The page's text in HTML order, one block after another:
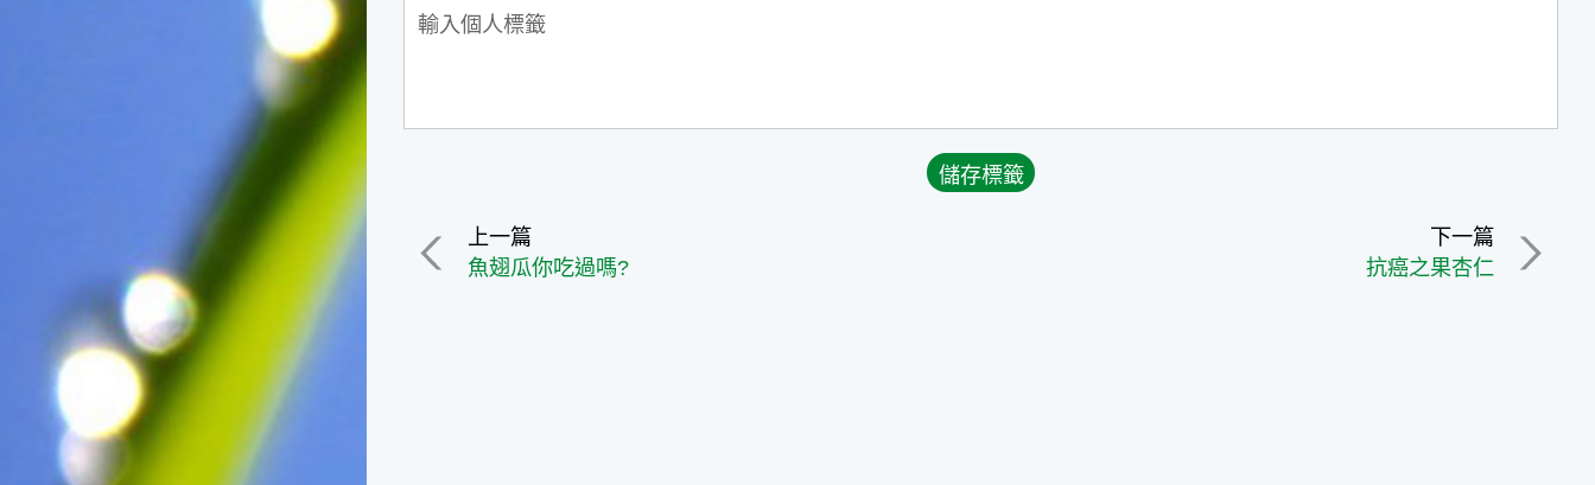
秋」節氣為準。農夫們一定要
趕在立秋前後完成插秧工作，
否則再晚的話，就會影響稻作
的生長。因為二期稻作最怕的
是遇上低溫期，稻子會長不
好，所以選對時機插秧播種是
很重要的。◎節氣小漁夫在這
個時節，台灣周圍海域的水溫
仍然偏高，所以此時的漁獲還
是多屬於暖水魚，例如東部的
海域可以捕獲到鮮美的立翅旗
魚，在高雄外海有小串、烏
賊，澎湖附近則有鰆、蝦可以
捕獲。◎節氣小園丁這個節氣
是龍眼的盛產期，「龍眼」是
一般家庭在喜慶時常選用的水
果。在民間，人們相信吃了龍
眼肉，子孫會做大官，而且龍
眼又稱為「福圓」，所以有句
上一篇
魚翅瓜你吃過嗎?
下一篇
抗癌之果杏仁